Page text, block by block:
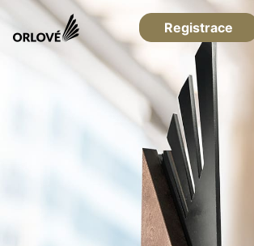
Registrace